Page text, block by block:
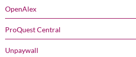
OpenAlex
ProQuest Central
Unpaywall